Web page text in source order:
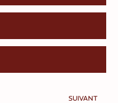
SUIVANT